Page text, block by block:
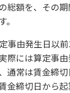
総額を、その
事由発生日以
際には算定事
通常は賃金締
金締切日から